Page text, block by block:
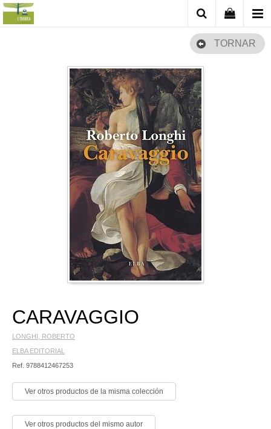
TORNAR
CARAVAGGIO
LONGHI, ROBERTO
ELBA EDITORIAL
Ref. 9788412467253
Ver otros productos de la misma colección
Ver otros productos del mismo autor